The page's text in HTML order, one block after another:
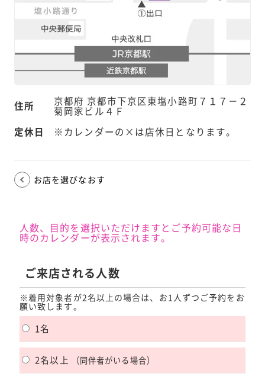
住所 京都府 京都市下京区東塩小路町７１７－２
菊岡家ビル４Ｆ
定休日
※カレンダーの×は店休日となります。
お店を選びなおす
人数、目的を選択いただけますとご予約可能な日
時のカレンダーが表示されます。
ご来店される人数
※着用対象者が2名以上の場合は、お1人ずつご予約をお
願い致します。
1名
2名以上 （同伴者がいる場合）